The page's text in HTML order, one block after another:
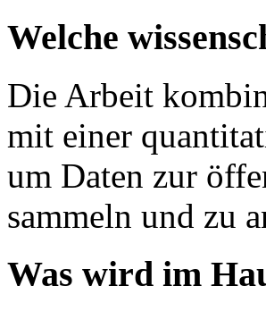
Welche
Die Arbeit
mit einer
um Daten zur
sammeln und zu
Was wird im